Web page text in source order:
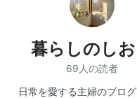
暮らしのしお
69人の読者
日常を愛する主婦のブログ